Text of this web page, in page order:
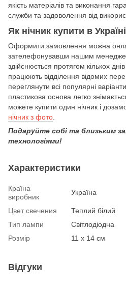
якість матеріалів та виконання
служби та задоволення від
Як нічник купити в Україні
Оформити замовлення можна
зателефонувавши нашим
здійснюється протягом кількох
працюють відділення відомих
переглянути всі популярні варіанти
пластикова основа легко
можете купити один нічник і
нічник з фото.
Подаруйте собі та близьким
технологіями!
Характеристики
Країна
виробник
Україна
Цвет свечения
Теплий білий
Тип лампи
Світлодіодна
Розмір
11 x 14 см
Відгуки